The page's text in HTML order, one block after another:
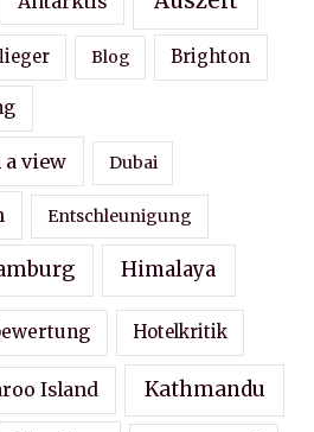
Blog Brighton
a view Dubai
Entschleunigung
Himalaya
Hotelkritik
Island Kathmandu